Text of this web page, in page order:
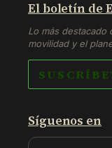
El boletín de
Lo más destacado
movilidad y el
Síguenos en